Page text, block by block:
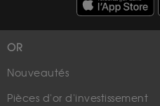
OR
Nouveautés
Pièces d'or d'investissement